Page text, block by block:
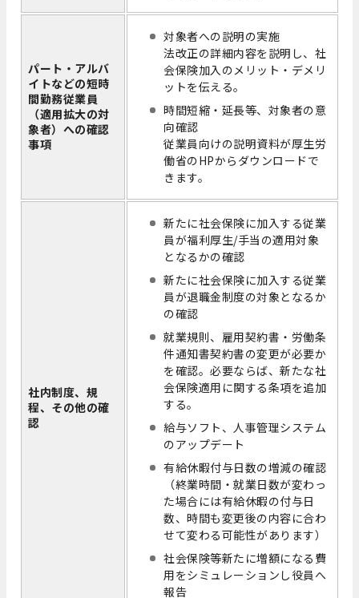
パート・アルバ
イトなどの短時
間勤務従業員
（適用拡大の対
象者）への確認
事項
対象者への説明の実施
法改正の詳細内容を説明し、社
会保険加入のメリット・デメリ
ットを伝える。
時間短縮・延長等、対象者の意
向確認
従業員向けの説明資料が厚生労
働省のHPからダウンロードで
きます。
社内制度、規
程、その他の確
認
新たに社会保険に加入する従業
員が福利厚生/手当の適用対象
となるかの確認
新たに社会保険に加入する従業
員が退職金制度の対象となるか
の確認
就業規則、雇用契約書・労働条
件通知書契約書の変更が必要か
を確認。必要ならば、新たな社
会保険適用に関する条項を追加
する。
給与ソフト、人事管理システム
のアップデート
有給休暇付与日数の増減の確認
（終業時間・就業日数が変わっ
た場合には有給休暇の付与日
数、時間も変更後の内容に合わ
せて変わる可能性があります）
社会保険等新たに増額になる費
用をシミュレーションし役員へ
報告